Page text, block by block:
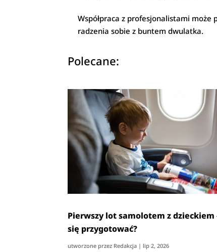
Współpraca z profesjonalistami
radzenia sobie z buntem dwulatka.
Polecane:
Pierwszy lot samolotem z
się przygotować?
utworzone przez Redakcja | lip 2, 2026